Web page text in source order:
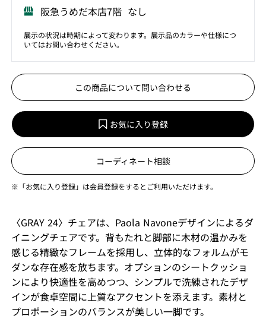
阪急うめだ本店7階 なし
展示の状況は時期によって変わります。展示品のカラーや仕様につ
いてはお問い合わせください。
この商品について問い合わせる
お気に入り登録
コーディネート相談
※「お気に入り登録」は会員登録をするとご利用いただけます。
〈GRAY 24〉チェアは、Paola Navoneデザインによるダ
イニングチェアです。背もたれと脚部に木材の温かみを
感じる精緻なフレームを採用し、立体的なフォルムがモ
ダンな存在感を放ちます。オプションのシートクッショ
ンにより快適性を高めつつ、シンプルで洗練されたデザ
インが食卓空間に上質なアクセントを添えます。素材と
プロポーションのバランスが美しい一脚です。